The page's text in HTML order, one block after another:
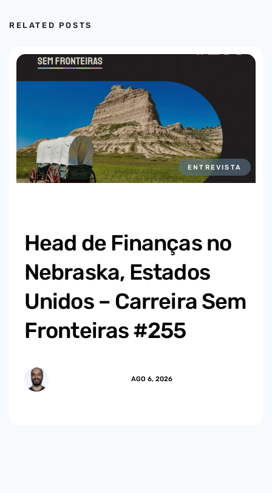
RELATED POSTS
ENTREVISTA
Head de Finanças no
Nebraska, Estados
Unidos – Carreira Sem
Fronteiras #255
AGO 6, 2026